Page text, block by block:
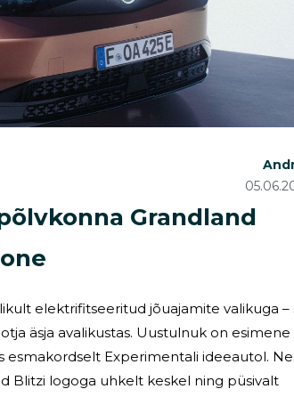
Grandland
elektrifitseeritud jõuajamite valikuga –
äsja avalikustas. Uustulnuk on esimene
esmakordselt Experimentali ideeautol.
Blitzi logoga uhkelt keskel ning püsivalt